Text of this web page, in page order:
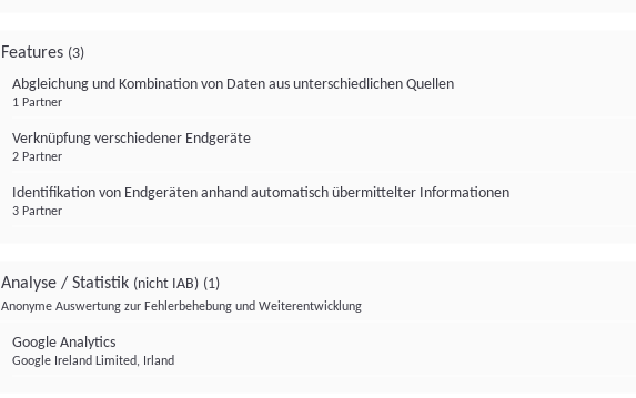
Features (3)
Abgleichung und Kombination von Daten aus unterschiedlichen Quellen
1 Partner
Verknüpfung verschiedener Endgeräte
2 Partner
Identifikation von Endgeräten anhand automatisch übermittelter Informationen
3 Partner
Analyse / Statistik (nicht IAB) (1)
Anonyme Auswertung zur Fehlerbehebung und Weiterentwicklung
Google Analytics
Google Ireland Limited, Irland